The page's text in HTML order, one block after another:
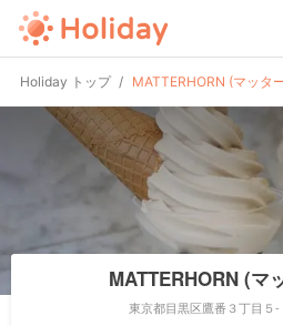
Holiday トップ MATTERHORN (マッタ
MATTERHORN (マ
東京都目黒区鷹番３丁目５